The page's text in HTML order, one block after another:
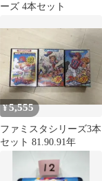
ーズ 4本セット
¥5,555
ファミスタシリーズ3本
セット 81.90.91年